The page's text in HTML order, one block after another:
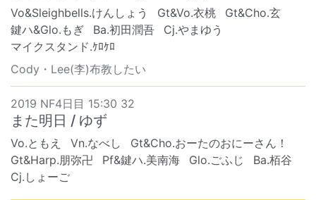
Vo&Sleighbells.けんしょう Gt&Vo.衣桃
Gt&Cho.玄
鍵ハ&Glo.もぎ
Ba.初田潤吾
Cj.やまゆう
マイクスタンド.ｹﾛｹﾛ
Cody・Lee(李)布教したい
2019 NF4日目 15:30 32
また明日 / ゆず
Vo.ともえ Vn.なべし
Gt&Cho.おーたのおにーさん！
Gt&Harp.朋弥卍
Pf&鍵ハ.美南海 Glo.ごふじ
Ba.栢谷
Cj.しょーご